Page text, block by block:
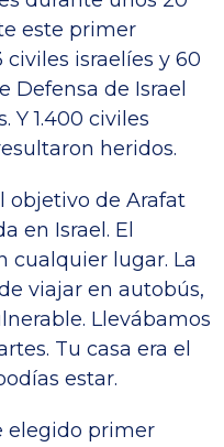
este primer
israelíes y 60
Defensa de Israel
Y 1.400 civiles
heridos.
objetivo de Arafat
en Israel. El
cualquier lugar. La
viajar en autobús,
Llevábamos
Tu casa era el
estar.
elegido primer